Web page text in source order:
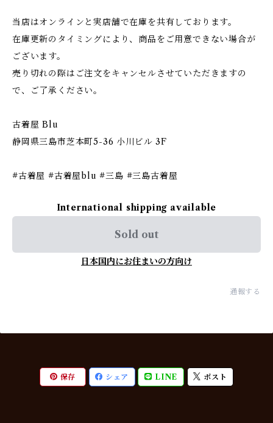
当店はオンラインと実店舗で在庫を共有しております。
在庫更新のタイミングにより、商品をご用意できない場合が
ございます。
売り切れの際はご注文をキャンセルさせていただきますの
で、ご了承ください。
古着屋 Blu
静岡県三島市芝本町5-36 小川ビル 3F
#古着屋 #古着屋blu #三島 #三島古着屋
International shipping available
Sold out
日本国内にお住まいの方向け
通報する
保存 シェア LINE ポスト